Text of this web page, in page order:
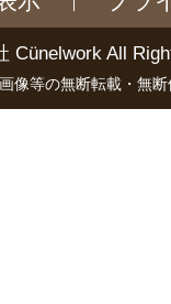
Cünelwork All
像等の無断転載・無